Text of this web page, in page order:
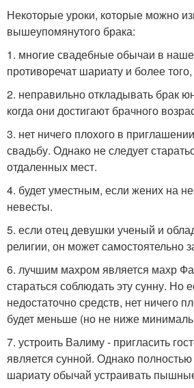
Некоторые уроки, которые можно
вышеупомянутого брака:
1. многие свадебные обычаи в
противоречат шариату и более
2. неправильно откладывать брак
когда они достигают брачного
3. нет ничего плохого в
свадьбу. Однако не следует
отдаленных мест.
4. будет уместным, если жених на
невесты.
5. если отец девушки ученый и
религии, он может самостоятельно
6. лучшим махром является махр
стараться соблюдать эту сунну. Но
недостаточно средств, нет ничего
будет меньше (но не ниже
7. устроить Валиму - пригласить
является сунной. Однако
шариату обычай устраивать